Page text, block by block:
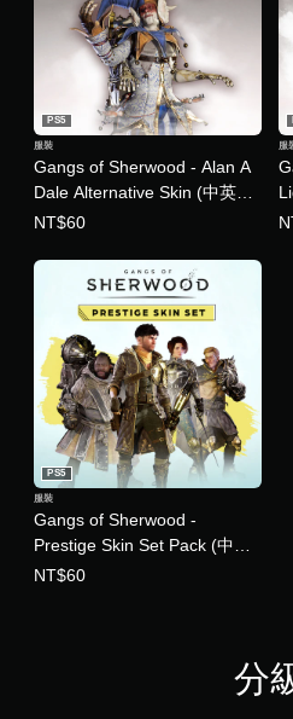
Gangs of Sherwood - Alan A
Dale Alternative Skin (中英文
版)
PS5
服裝
NT$60
服
Gangs of Sherwood -
Prestige Skin Set Pack (中英
文版)
PS5
服裝
NT$60
分